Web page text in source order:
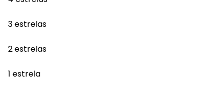
3 estrelas
2 estrelas
1 estrela